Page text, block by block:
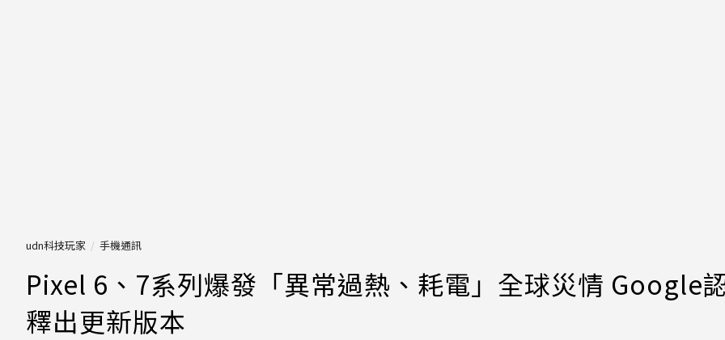
udn科技玩家 手機通訊
Pixel 6、7系列爆發「異常過熱、耗電」全球災情 Google
釋出更新版本